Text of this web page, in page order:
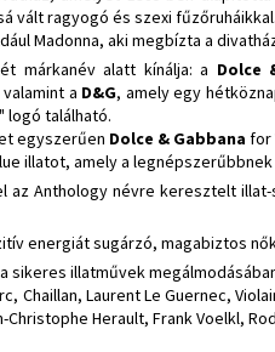
vált ragyogó és szexi
Madonna, aki megbízta a
márkanév alatt kínálja: a Dolce
a D&G, amely egy
" logó található.
egyszerűen Dolce & Gabbana for
illatot, amely a
az Anthology névre keresztelt
energiát sugárzó, magabiztos
illatművek
Chaillan, Laurent Le Guernec,
Herault, Frank Voelkl,